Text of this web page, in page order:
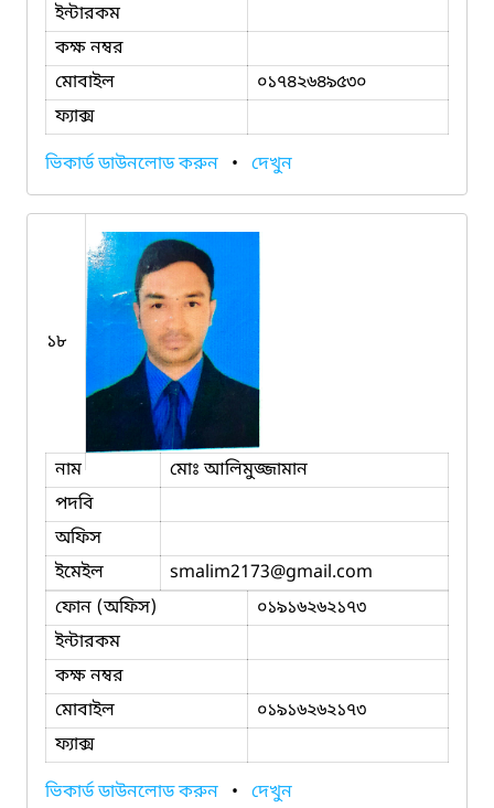
ইন্টারকম
কক্ষ নম্বর
মোবাইল
০১৭৪২৬৪৯৫৩০
ফ্যাক্স
ভিকার্ড ডাউনলোড করুন • দেখুন
১৮
নাম
মোঃ আলিমুজ্জামান
পদবি
অফিস
ইমেইল
smalim2173@gmail.com
ফোন (অফিস)
০১৯১৬২৬২১৭৩
ইন্টারকম
কক্ষ নম্বর
মোবাইল
০১৯১৬২৬২১৭৩
ফ্যাক্স
ভিকার্ড ডাউনলোড করুন • দেখুন